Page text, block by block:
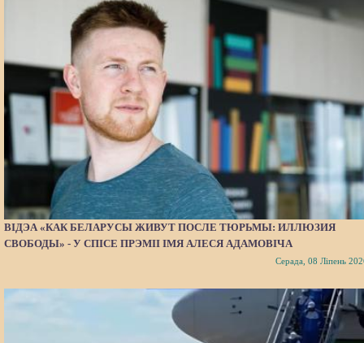
ВІДЭА «КАК БЕЛАРУСЫ ЖИВУТ ПОСЛЕ ТЮРЬМЫ: ИЛЛЮЗИЯ
СВОБОДЫ» - У СПІСЕ ПРЭМІІ ІМЯ АЛЕСЯ АДАМОВІЧА
Серада, 08 Ліпень